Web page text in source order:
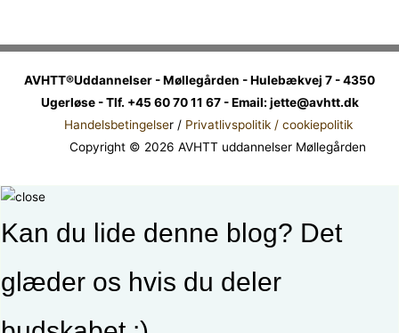
AVHTT®Uddannelser - Møllegården - Hulebækvej 7 - 4350
Ugerløse - Tlf. +45 60 70 11 67 - Email: jette@avhtt.dk
Handelsbetingelser / Privatlivspolitik / cookiepolitik
Copyright © 2026 AVHTT uddannelser Møllegården
Kan du lide denne blog? Det
glæder os hvis du deler